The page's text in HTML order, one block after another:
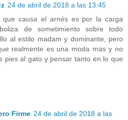
24 de abril de 2018 a las 13:45
que causa el arnés es por la carga
de sometimiento sobre todo
al estilo madam y dominante, pero
realmente es una moda mas y no
pies al gato y pensar tanto en lo que
Firme 24 de abril de 2018 a las